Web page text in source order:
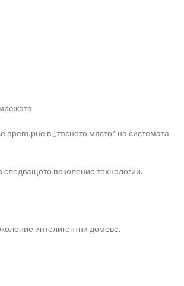
превърне в „тясното място“ на системата
следващото поколение технологии.
интелигентни домове.